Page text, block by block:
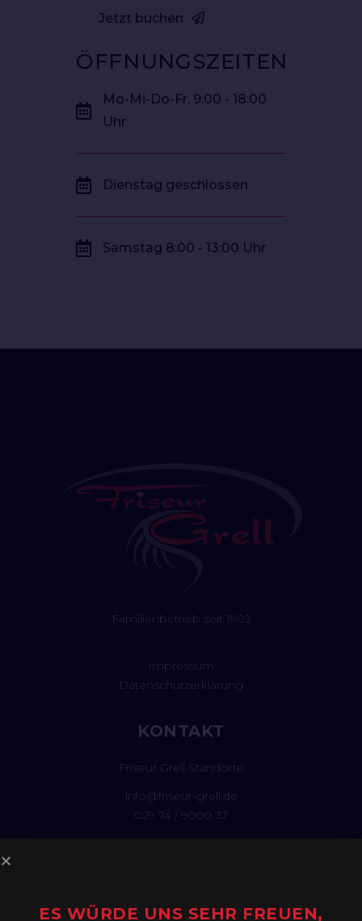
Jetzt buchen
ÖFFNUNGSZEITEN
Mo-Mi-Do-Fr. 9:00 - 18:00
Uhr
Dienstag geschlossen
Samstag 8:00 - 13:00 Uhr
Familienbetrieb seit 1902
Impressum
Datenschutzerklärung
KONTAKT
Friseur Grell Standorte
info@friseur-grell.de
029 74 / 9000 37
ES WÜRDE UNS SEHR FREUEN,